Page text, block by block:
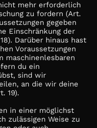
mehr erforderlich
zu fordern (Art.
gegeben
Einschränkung der
Darüber hinaus hast
Voraussetzungen
maschinenlesbaren
du ein
sind wir
an die wir deine
19).
in einer möglichst
zulässigen Weise zu